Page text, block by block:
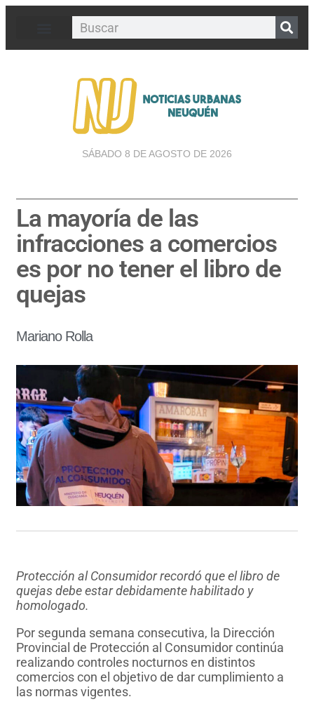
SÁBADO 8 DE AGOSTO DE 2026
La mayoría de las
infracciones a comercios
es por no tener el libro de
quejas
Mariano Rolla
Protección al Consumidor recordó que el libro de
quejas debe estar debidamente habilitado y
homologado.
Por segunda semana consecutiva, la Dirección
Provincial de Protección al Consumidor continúa
realizando controles nocturnos en distintos
comercios con el objetivo de dar cumplimiento a
las normas vigentes.